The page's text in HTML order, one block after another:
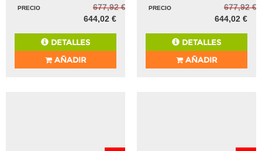
PRECIO
677,92 €
644,02 €
DETALLES
AÑADIR
PRECIO
677,92 €
644,02 €
DETALLES
AÑADIR